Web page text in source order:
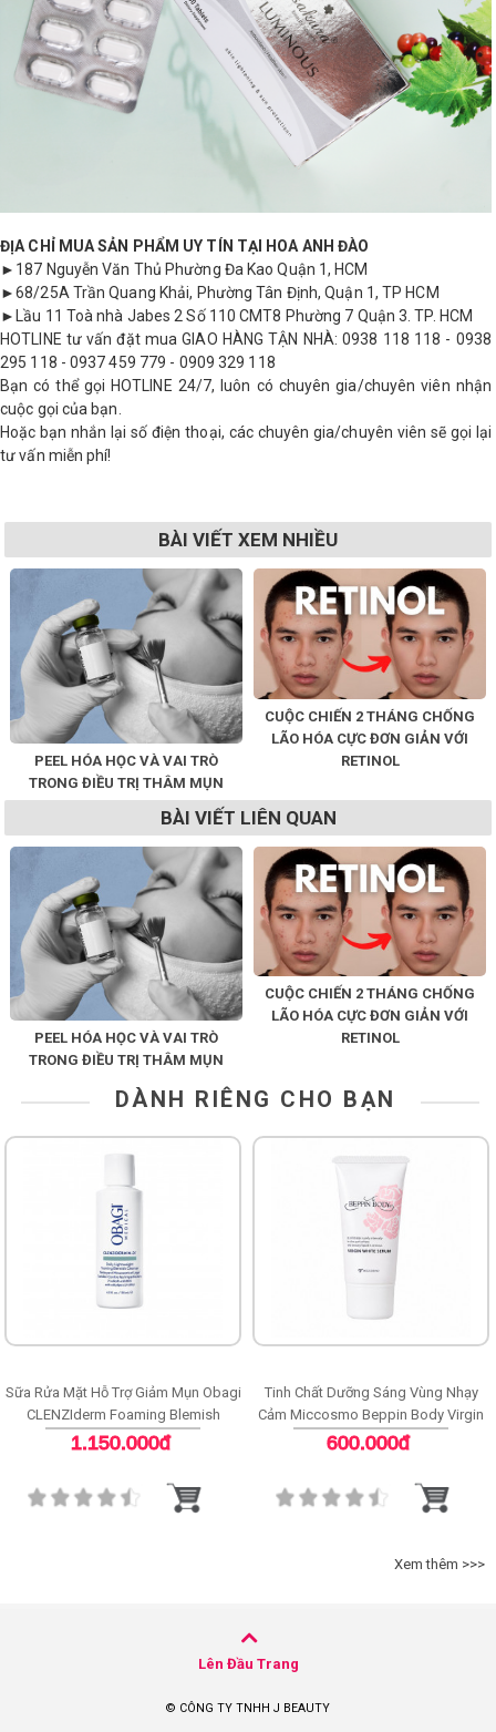
ĐỊA CHỈ MUA SẢN PHẨM UY TÍN TẠI HOA ANH ĐÀO
►187 Nguyễn Văn Thủ Phường Đa Kao Quận 1, HCM
►68/25A Trần Quang Khải, Phường Tân Định, Quận 1, TP HCM
►Lầu 11 Toà nhà Jabes 2 Số 110 CMT8 Phường 7 Quận 3. TP. HCM
HOTLINE tư vấn đặt mua GIAO HÀNG TẬN NHÀ: 0938 118 118 - 0938
295 118 - 0937 459 779 - 0909 329 118
Bạn có thể gọi HOTLINE 24/7, luôn có chuyên gia/chuyên viên nhận
cuộc gọi của bạn.
Hoặc bạn nhắn lại số điện thoại, các chuyên gia/chuyên viên sẽ gọi lại
tư vấn miễn phí!
BÀI VIẾT XEM NHIỀU
PEEL HÓA HỌC VÀ VAI TRÒ
TRONG ĐIỀU TRỊ THÂM MỤN
CUỘC CHIẾN 2 THÁNG CHỐNG
LÃO HÓA CỰC ĐƠN GIẢN VỚI
RETINOL
BÀI VIẾT LIÊN QUAN
PEEL HÓA HỌC VÀ VAI TRÒ
TRONG ĐIỀU TRỊ THÂM MỤN
CUỘC CHIẾN 2 THÁNG CHỐNG
LÃO HÓA CỰC ĐƠN GIẢN VỚI
RETINOL
DÀNH RIÊNG CHO BẠN
Sữa Rửa Mặt Hỗ Trợ Giảm Mụn Obagi
CLENZIderm Foaming Blemish
Cleanser
1.150.000đ
Tinh Chất Dưỡng Sáng Vùng Nhạy
Cảm Miccosmo Beppin Body Virgin
White Serum
600.000đ
Xem thêm >>>
Lên Đầu Trang
© CÔNG TY TNHH J BEAUTY